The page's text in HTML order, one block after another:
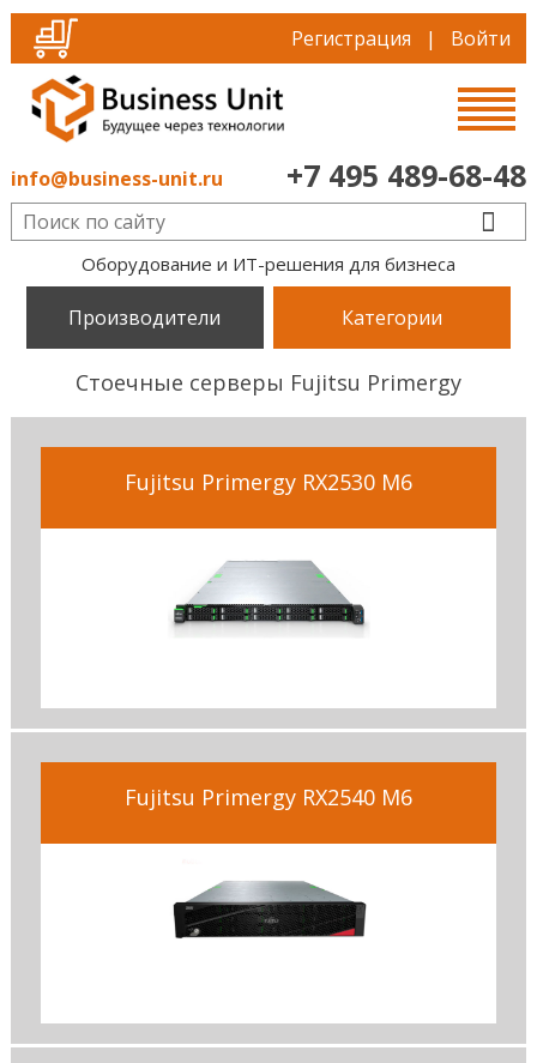
Регистрация | Войти
info@business-unit.ru +7 495 489-68-48
Оборудование и ИТ-решения для бизнеса
Производители Категории
Стоечные серверы Fujitsu Primergy
Fujitsu Primergy RX2530 M6
Fujitsu Primergy RX2540 M6